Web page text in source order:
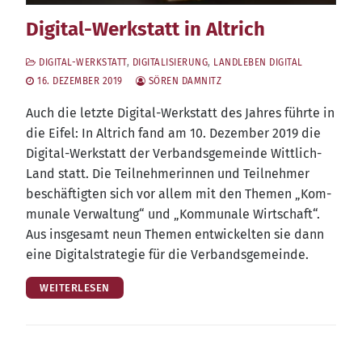
Digital-Werkstatt in Altrich
DIGITAL-WERKSTATT, DIGITALISIERUNG, LANDLEBEN DIGITAL
16. DEZEMBER 2019
SÖREN DAMNITZ
Auch die letz­te Digi­tal-Werk­statt des Jah­res führ­te in
die Eifel: In Alt­rich fand am 10. Dezem­ber 2019 die
Digi­tal-Werk­statt der Ver­bands­ge­mein­de Witt­lich-
Land statt. Die Teil­neh­me­rin­nen und Teil­neh­mer
beschäf­tig­ten sich vor allem mit den The­men „Kom­
mu­na­le Ver­wal­tung“ und „Kom­mu­na­le Wirt­schaft“.
Aus ins­ge­samt neun The­men ent­wi­ckel­ten sie dann
eine Digi­tal­stra­te­gie für die Verbandsgemeinde.
WEITERLESEN